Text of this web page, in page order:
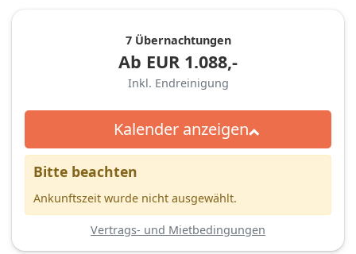
7 Übernachtungen
Ab EUR 1.088,-
Inkl. Endreinigung
Kalender anzeigen
Bitte beachten
Ankunftszeit wurde nicht ausgewählt.
Vertrags- und Mietbedingungen